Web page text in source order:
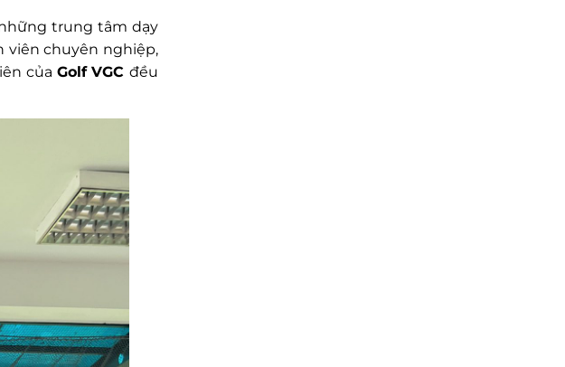
trung tâm dạy
viên chuyên nghiệp,
của Golf VGC đều